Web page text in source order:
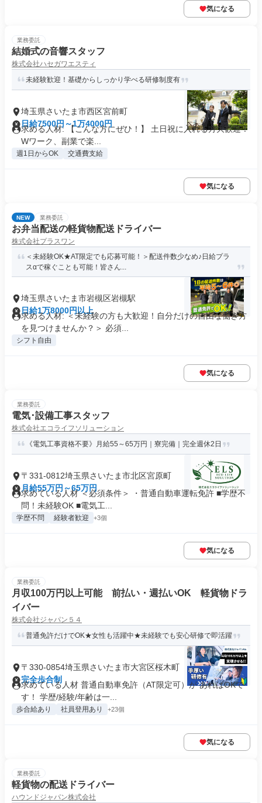
気になる
業務委託
結婚式の音響スタッフ
株式会社ハセガワエスティ
未経験歓迎！基礎からしっかり学べる研修制度有
埼玉県さいたま市西区宮前町
日給7500円～1万4000円
求める人材: 【こんな方にぜひ！】 土日祝に入れる方大歓迎！
Wワーク、副業で楽...
週1日からOK 交通費支給
気になる
NEW 業務委託
お弁当配送の軽貨物配送ドライバー
株式会社プラスワン
＜未経験OK★AT限定でも応募可能！＞配送件数少なめ♪日給プラ
スαで稼ぐことも可能！皆さん...
埼玉県さいたま市岩槻区岩槻駅
日給1万8000円以上
求める人材: ＜未経験の方も大歓迎！自分だけの自由な働き方
を見つけませんか？＞ 必須...
シフト自由
気になる
業務委託
電気･設備工事スタッフ
株式会社エコライフソリューション
《電気工事資格不要》月給55～65万円｜寮完備｜完全週休2日
〒331-0812埼玉県さいたま市北区宮原町
月給55万円～65万円
求めている人材 ＜必須条件＞ ・普通自動車運転免許 ■学歴不
問！未経験OK ■電気工...
学歴不問 経験者歓迎 +3個
気になる
業務委託
月収100万円以上可能 前払い・週払いOK 軽貨物ドラ
イバー
株式会社ジャパン５４
普通免許だけでOK★女性も活躍中★未経験でも安心研修で即活躍
〒330-0854埼玉県さいたま市大宮区桜木町
完全歩合制
求めている人材 普通自動車免許（AT限定可）が あればOKで
す！ 学歴/経験/年齢は一...
歩合給あり 社員登用あり +23個
気になる
業務委託
軽貨物の配送ドライバー
ハウンドジャパン株式会社